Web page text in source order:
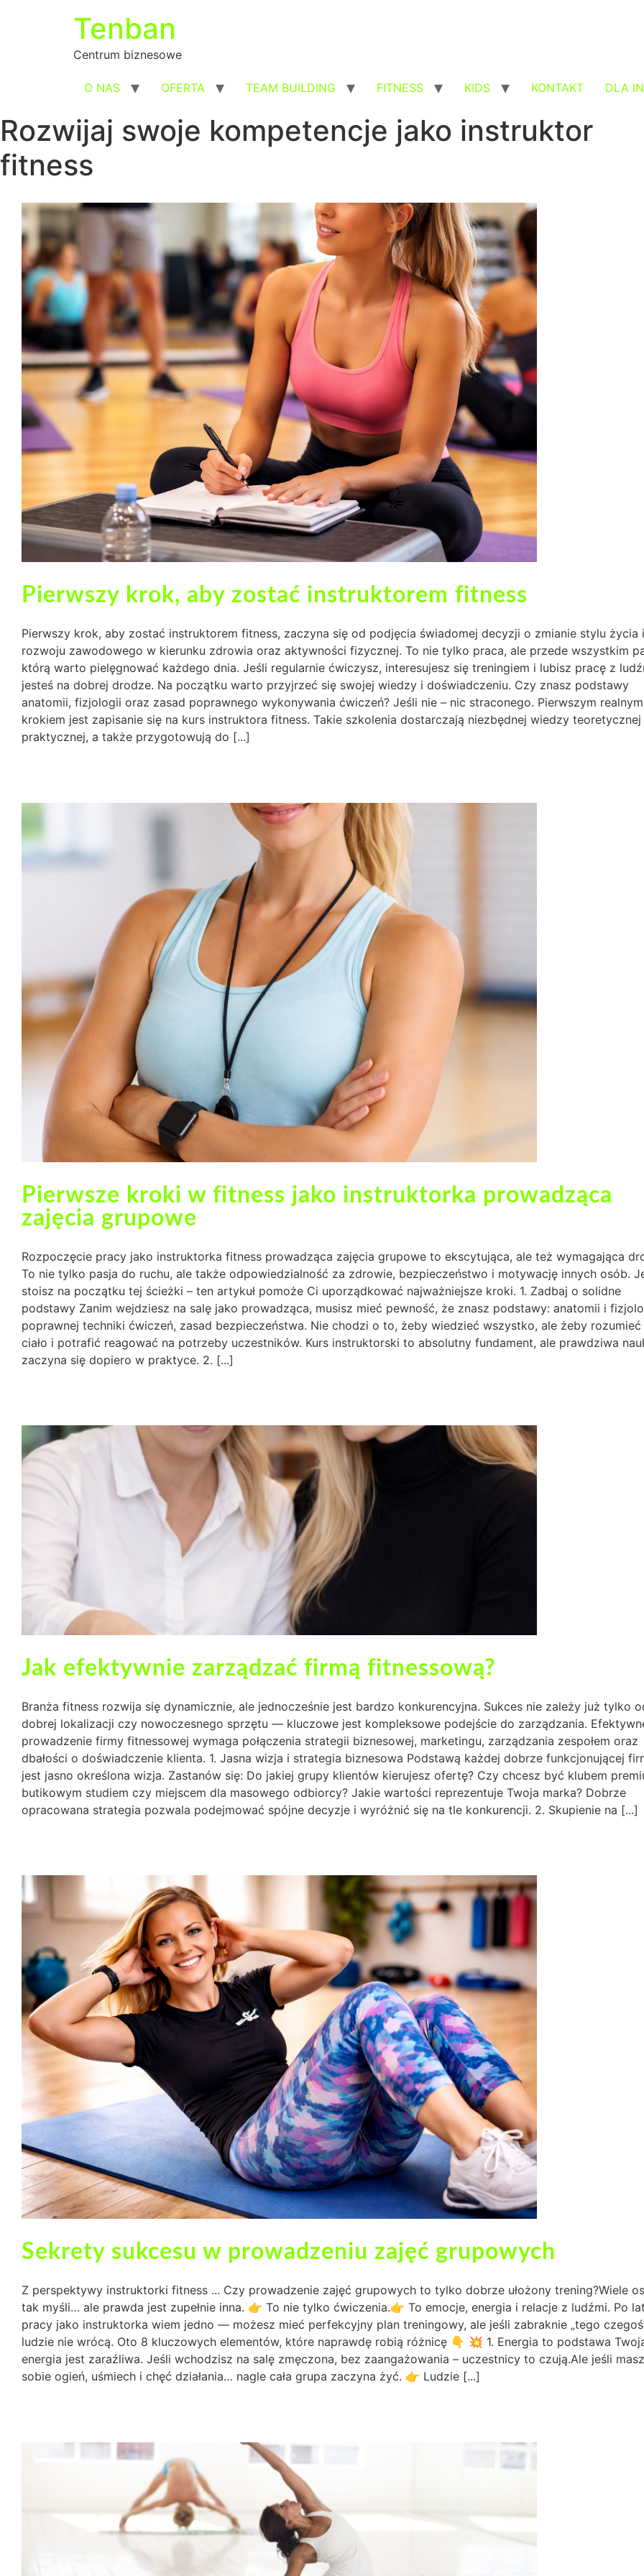
Tenban
Centrum biznesowe
O NAS OFERTA TEAM BUILDING FITNESS KIDS KONTAKT DLA
Rozwijaj swoje kompetencje jako instruktor
fitness
Pierwszy krok, aby zostać instruktorem fitness
Pierwszy krok, aby zostać instruktorem fitness, zaczyna się od podjęcia świadomej decyzji o zmianie stylu życia i
rozwoju zawodowego w kierunku zdrowia oraz aktywności fizycznej. To nie tylko praca, ale przede wszystkim
którą warto pielęgnować każdego dnia. Jeśli regularnie ćwiczysz, interesujesz się treningiem i lubisz pracę z
jesteś na dobrej drodze. Na początku warto przyjrzeć się swojej wiedzy i doświadczeniu. Czy znasz podstawy
anatomii, fizjologii oraz zasad poprawnego wykonywania ćwiczeń? Jeśli nie – nic straconego. Pierwszym realnym
krokiem jest zapisanie się na kurs instruktora fitness. Takie szkolenia dostarczają niezbędnej wiedzy teoretycznej
praktycznej, a także przygotowują do [...]
Pierwsze kroki w fitness jako instruktorka prowadząca
zajęcia grupowe
Rozpoczęcie pracy jako instruktorka fitness prowadząca zajęcia grupowe to ekscytująca, ale też wymagająca
To nie tylko pasja do ruchu, ale także odpowiedzialność za zdrowie, bezpieczeństwo i motywację innych osób.
stoisz na początku tej ścieżki – ten artykuł pomoże Ci uporządkować najważniejsze kroki. 1. Zadbaj o solidne
podstawy Zanim wejdziesz na salę jako prowadząca, musisz mieć pewność, że znasz podstawy: anatomii i
poprawnej techniki ćwiczeń, zasad bezpieczeństwa. Nie chodzi o to, żeby wiedzieć wszystko, ale żeby rozumieć
ciało i potrafić reagować na potrzeby uczestników. Kurs instruktorski to absolutny fundament, ale prawdziwa
zaczyna się dopiero w praktyce. 2. [...]
Jak efektywnie zarządzać firmą fitnessową?
Branża fitness rozwija się dynamicznie, ale jednocześnie jest bardzo konkurencyjna. Sukces nie zależy już tylko
dobrej lokalizacji czy nowoczesnego sprzętu — kluczowe jest kompleksowe podejście do zarządzania.
prowadzenie firmy fitnessowej wymaga połączenia strategii biznesowej, marketingu, zarządzania zespołem oraz
dbałości o doświadczenie klienta. 1. Jasna wizja i strategia biznesowa Podstawą każdej dobrze funkcjonującej
jest jasno określona wizja. Zastanów się: Do jakiej grupy klientów kierujesz ofertę? Czy chcesz być klubem
butikowym studiem czy miejscem dla masowego odbiorcy? Jakie wartości reprezentuje Twoja marka? Dobrze
opracowana strategia pozwala podejmować spójne decyzje i wyróżnić się na tle konkurencji. 2. Skupienie na [...]
Sekrety sukcesu w prowadzeniu zajęć grupowych
Z perspektywy instruktorki fitness ... Czy prowadzenie zajęć grupowych to tylko dobrze ułożony trening?Wiele
tak myśli… ale prawda jest zupełnie inna. 👉 To nie tylko ćwiczenia.👉 To emocje, energia i relacje z ludźmi. Po
pracy jako instruktorka wiem jedno — możesz mieć perfekcyjny plan treningowy, ale jeśli zabraknie „tego
ludzie nie wrócą. Oto 8 kluczowych elementów, które naprawdę robią różnicę 👇 💥 1. Energia to podstawa
energia jest zaraźliwa. Jeśli wchodzisz na salę zmęczona, bez zaangażowania – uczestnicy to czują.Ale jeśli
sobie ogień, uśmiech i chęć działania… nagle cała grupa zaczyna żyć. 👉 Ludzie [...]